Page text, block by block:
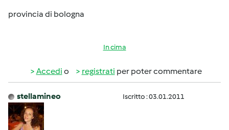
provincia di bologna
In cima
Accedi o registrati per poter commentare
stellamineo Iscritto : 03.01.2011